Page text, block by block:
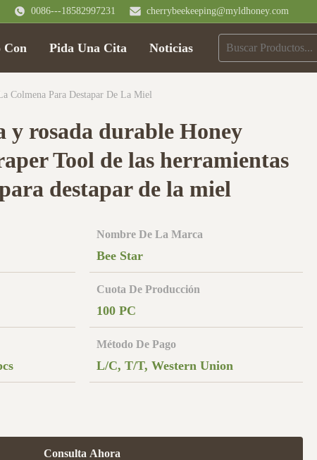
0086---18582997231 cherrybeekeeping@myldhoney.com
Con Pida Una Cita Noticias
Colmena Para Destapar De La Miel
rosada durable Honey
Tool de las herramientas
destapar de la miel
Nombre De La Marca
Bee Star
Cuota De Producción
100 PC
Método De Pago
L/C, T/T, Western Union
Consulta Ahora